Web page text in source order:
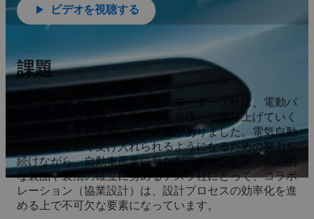
ビデオを視聴する
課題
新興自動車メーカーのテスラ・モーターズ社は、電動パ
ワートレインを使った自動車を基礎から作り上げていく
上で、設計を効率的に行う必要がありました。電気自動
車が市場で広く受け入れられるようになるための努力を
続けながら、自動車産業に新たな一ページを開く画期的
な製品や製法の確立に努めるテスラ社にとって、コラボ
レーション（協業設計）は、設計プロセスの効率化を進
める上で不可欠な要素になっています。